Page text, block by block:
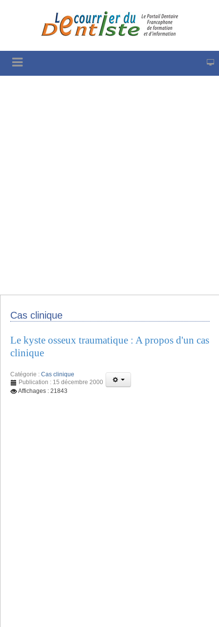
Cas clinique
Le kyste osseux traumatique : A propos d'un cas
clinique
Catégorie : Cas clinique
Publication : 15 décembre 2000
Affichages : 21843